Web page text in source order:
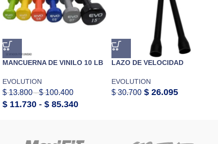
MANCUERNA DE VINILO 10 LB
EVOLUTION
$13.800 - $100.400
$ 11.730 - $ 85.340
LAZO DE VELOCIDAD
EVOLUTION
$30.700 $ 26.095